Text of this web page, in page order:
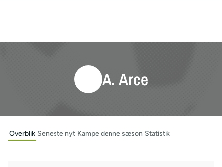
A. Arce
Overblik Seneste nyt Kampe denne sæson Statistik